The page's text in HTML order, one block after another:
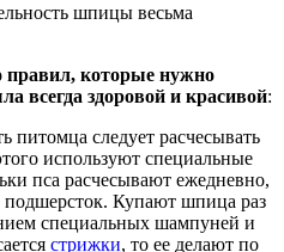
шпицы весьма
правил, которые нужно
всегда здоровой и красивой:
питомца следует расчесывать
используют специальные
пса расчесывают ежедневно,
подшерсток. Купают шпица раз
специальных шампуней и
стрижки, то ее делают по